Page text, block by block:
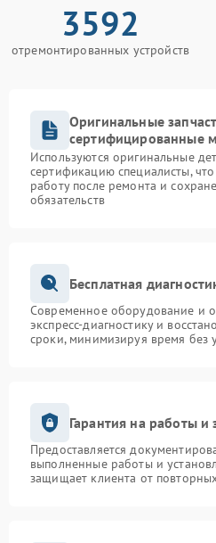
3592
отремонтированных устройств
Оригинальные
сертифицированные
Используются оригинальные
сертификацию специалисты,
работу после ремонта и
обязательств
Бесплатная
Современное оборудование и
экспресс-диагностику и
сроки, минимизируя время без
Гарантия на работы и
Предоставляется
выполненные работы и
защищает клиента от